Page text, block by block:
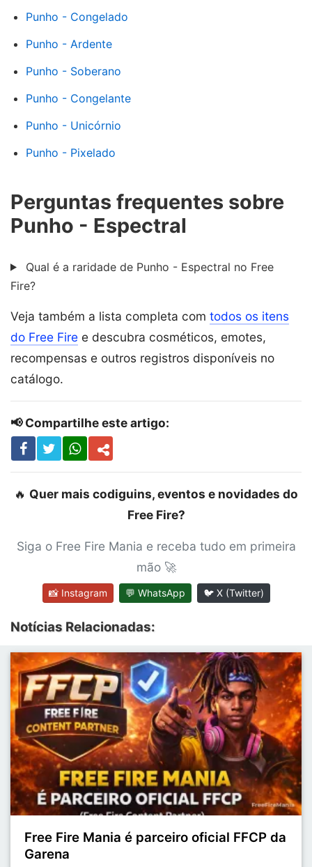
Punho - Congelado
Punho - Ardente
Punho - Soberano
Punho - Congelante
Punho - Unicórnio
Punho - Pixelado
Perguntas frequentes sobre
Punho - Espectral
Qual é a raridade de Punho - Espectral no Free
Fire?
Veja também a lista completa com todos os itens
do Free Fire e descubra cosméticos, emotes,
recompensas e outros registros disponíveis no
catálogo.
📢 Compartilhe este artigo:
🔥 Quer mais codiguins, eventos e novidades do
Free Fire?
Siga o Free Fire Mania e receba tudo em primeira
mão 🚀
📸 Instagram 💬 WhatsApp 🐦 X (Twitter)
Notícias Relacionadas:
Free Fire Mania é parceiro oficial FFCP da
Garena